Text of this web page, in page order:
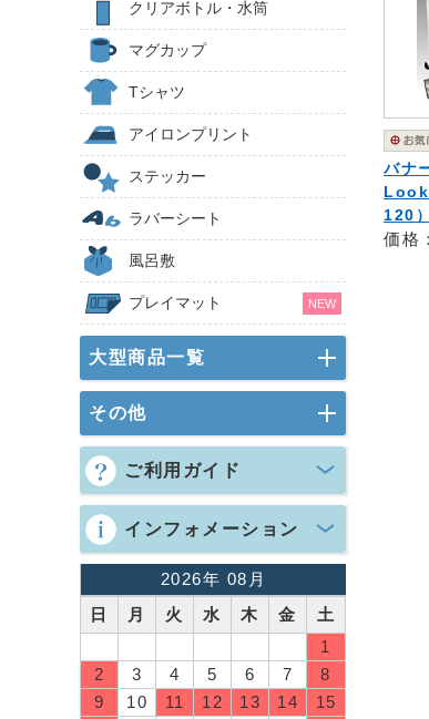
バナ
120）
価格：
クリアボトル・水筒
マグカップ
Tシャツ
アイロンプリント
ステッカー
ラバーシート
風呂敷
プレイマット NEW
大型商品一覧
その他
ご利用ガイド
インフォメーション
2026年 08月
日
月 火 水 木 金
土
1
2
3 4 5 6 7
8
9
10 11 12 13 14
15